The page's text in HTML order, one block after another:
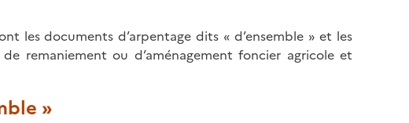
les documents d’arpentage dits « d’ensemble » et les
remaniement ou d’aménagement foncier agricole et
»